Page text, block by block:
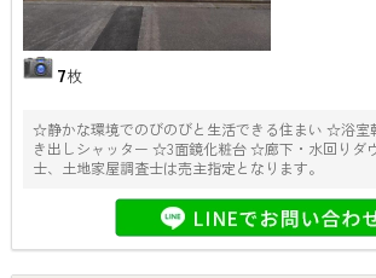
7枚
☆静かな環境でのびのびと生活できる住まい ☆浴室
き出しシャッター ☆3面鏡化粧台 ☆廊下・水回りダウンラ
士、土地家屋調査士は売主指定となります。